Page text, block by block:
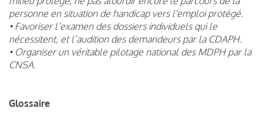
personne en situation de handicap vers l'emploi protégé.
• Favoriser l’examen des dossiers individuels qui le
nécessitent, et l’audition des demandeurs par la CDAPH.
• Organiser un véritable pilotage national des MDPH par la
CNSA.
Glossaire